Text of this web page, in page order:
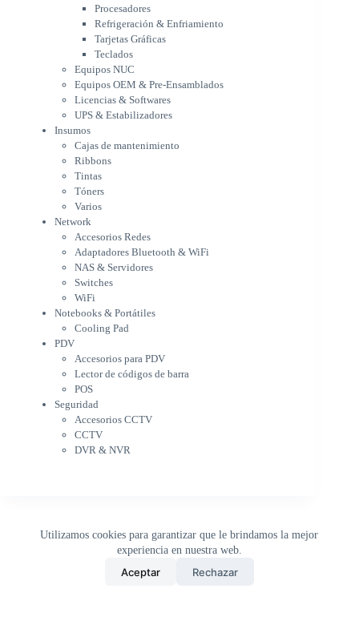
Utilizamos cookies para garantizar que le brindamos la mejor
experiencia en nuestra web.
Aceptar Rechazar
Equipos OEM & Pre-Ensamblados
Licencias & Softwares
UPS & Estabilizadores
Insumos
Cajas de mantenimiento
Ribbons
Tintas
Tóners
Varios
Network
Accesorios Redes
Adaptadores Bluetooth & WiFi
Switches
WiFi
Notebooks & Portátiles
Cargador para notebook
Cooling Pad
PDV
Accesorios para PDV
Lector de códigos de barra
POS
Seguridad
Accesorios CCTV
CCTV
DVR & NVR
Sin categorizar
Procesadores
Refrigeración & Enfriamiento
Tarjetas Gráficas
Teclados
Equipos NUC
Equipos OEM & Pre-Ensamblados
Licencias & Softwares
UPS & Estabilizadores
Insumos
Cajas de mantenimiento
Ribbons
Tintas
Tóners
Varios
Network
Accesorios Redes
Adaptadores Bluetooth & WiFi
NAS & Servidores
Switches
WiFi
Notebooks & Portátiles
Cooling Pad
PDV
Accesorios para PDV
Lector de códigos de barra
POS
Seguridad
Accesorios CCTV
CCTV
DVR & NVR